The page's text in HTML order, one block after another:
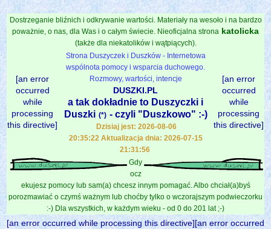
Dostrzeganie bliźnich i odkrywanie wartości. Materiały na wesoło i na bardzo
poważnie, o nas, dla Was i o całym świecie. Nieoficjalna strona katolicka
(także dla niekatolików i wątpiących).
[an error
occurred
while
processing
this directive]
Strona Duszyczek i Duszków - Internetowa
wspólnota pomocy i wsparcia duchowego.
Rozmowy, wartości, intencje
DUSZKI.PL
a tak dokładnie to Duszyczki i
Duszki (*) - czyli "Duszkowo" :-)
Dzisiaj jest: 2026-08-06
20:35:22 Aktualizacja dnia: 2026-07-15
21:31:56
[an error
occurred
while
processing
this directive]
Gdy
ocz
ekujesz pomocy lub sam(a) chcesz innym pomagać. Albo chciał(a)byś
porozmawiać o czymś ważnym lub choćby tylko o wczorajszym podwieczorku
:-) Dla wszystkich, w każdym wieku - od 0 do 201 lat ;-)
[an error occurred while processing this directive][an error occurred